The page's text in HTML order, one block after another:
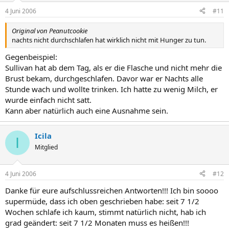
4 Juni 2006 #11
Original von Peanutcookie
nachts nicht durchschlafen hat wirklich nicht mit Hunger zu tun.
Gegenbeispiel:
Sullivan hat ab dem Tag, als er die Flasche und nicht mehr die
Brust bekam, durchgeschlafen. Davor war er Nachts alle
Stunde wach und wollte trinken. Ich hatte zu wenig Milch, er
wurde einfach nicht satt.
Kann aber natürlich auch eine Ausnahme sein.
I Icila
Mitglied
4 Juni 2006 #12
Danke für eure aufschlussreichen Antworten!!! Ich bin soooo
supermüde, dass ich oben geschrieben habe: seit 7 1/2
Wochen schlafe ich kaum, stimmt natürlich nicht, hab ich
grad geändert: seit 7 1/2 Monaten muss es heißen!!!